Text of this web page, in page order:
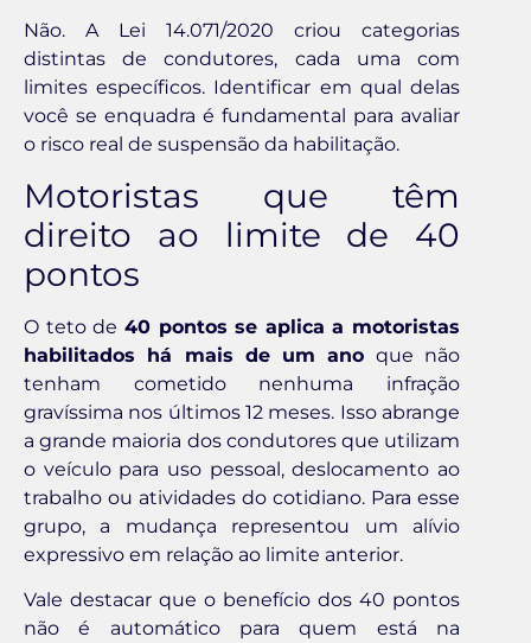
Não. A Lei 14.071/2020 criou categorias
distintas de condutores, cada uma com
limites específicos. Identificar em qual delas
você se enquadra é fundamental para avaliar
o risco real de suspensão da habilitação.
Motoristas que têm
direito ao limite de 40
pontos
O teto de 40 pontos se aplica a motoristas
habilitados há mais de um ano que não
tenham cometido nenhuma infração
gravíssima nos últimos 12 meses. Isso abrange
a grande maioria dos condutores que utilizam
o veículo para uso pessoal, deslocamento ao
trabalho ou atividades do cotidiano. Para esse
grupo, a mudança representou um alívio
expressivo em relação ao limite anterior.
Vale destacar que o benefício dos 40 pontos
não é automático para quem está na